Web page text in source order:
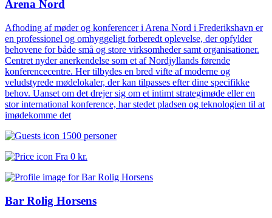
Arena Nord
Afhoding af møder og konferencer i Arena Nord i Frederikshavn er
en professionel og omhyggeligt forberedt oplevelse, der opfylder
behovene for både små og store virksomheder samt organisationer.
Centret nyder anerkendelse som et af Nordjyllands førende
konferencecentre. Her tilbydes en bred vifte af moderne og
veludstyrede mødelokaler, der kan tilpasses efter dine specifikke
behov. Uanset om det drejer sig om et intimt strategimøde eller en
stor international konference, har stedet pladsen og teknologien til at
imødekomme det
1500 personer
Fra 0 kr.
Bar Rolig Horsens